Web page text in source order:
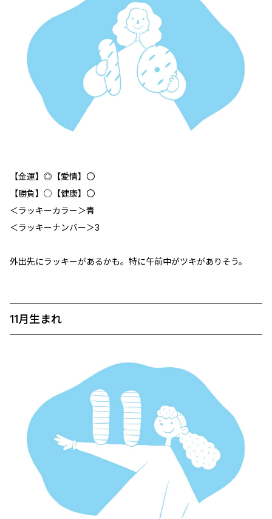
【金運】◎【愛情】〇
【勝負】○【健康】〇
＜ラッキーカラー＞青
＜ラッキーナンバー＞3
外出先にラッキーがあるかも。特に午前中がツキがありそう。
11月生まれ